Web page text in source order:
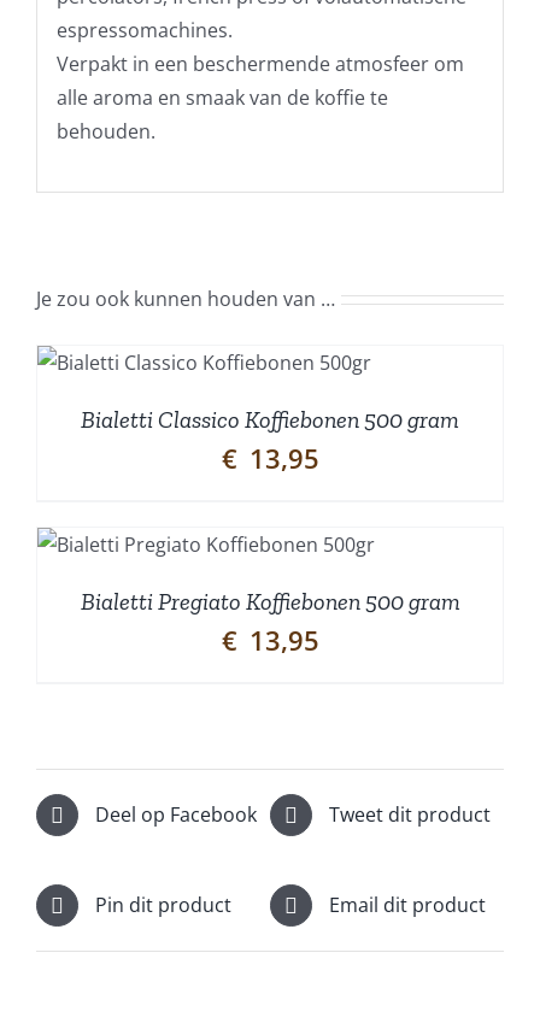
espressomachines.
Verpakt in een beschermende atmosfeer om
alle aroma en smaak van de koffie te
behouden.
Je zou ook kunnen houden van …
Bialetti Classico Koffiebonen 500 gram
€ 13,95
Bialetti Pregiato Koffiebonen 500 gram
€ 13,95
Deel op Facebook Tweet dit product
Pin dit product Email dit product